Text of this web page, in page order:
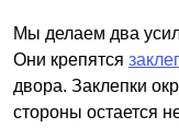
Мы делаем два
Они крепятся
двора. Заклепки
стороны остается